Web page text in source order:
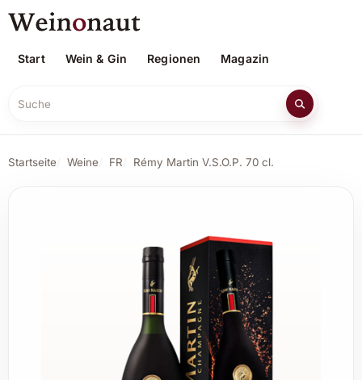
Start Wein & Gin Regionen Magazin
Suche
Startseite Weine FR Rémy Martin V.S.O.P. 70 cl.